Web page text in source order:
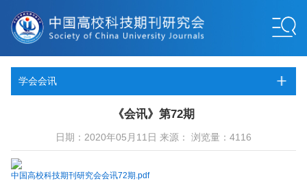
学会会讯
《会讯》第72期
日期：2020年05月11日 来源： 浏览量：4116
中国高校科技期刊研究会会讯72期.pdf